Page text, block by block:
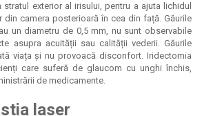
exterior al irisului, pentru a ajuta lichidul
din camera posterioară în cea din față. Găurile
un diametru de 0,5 mm, nu sunt observabile
asupra acuității sau calității vederii. Găurile
viața și nu provoacă disconfort. Iridectomia
care suferă de glaucom cu unghi închis,
de medicamente.
laser